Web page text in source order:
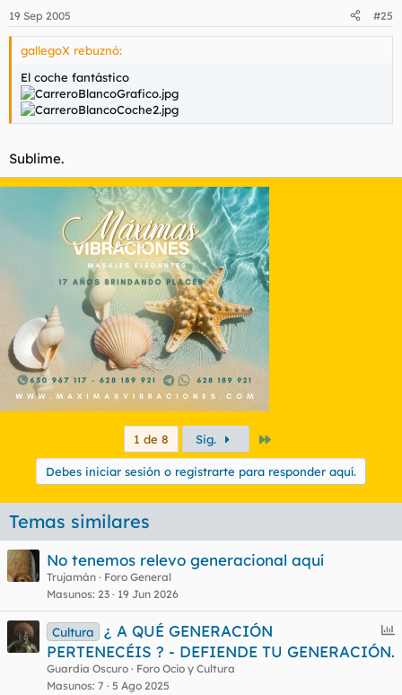
19 Sep 2005 #25
gallegoX rebuznó:
El coche fantástico
Sublime.
1 de 8 Sig.
Debes iniciar sesión o registrarte para responder aquí.
Temas similares
No tenemos relevo generacional aquí
Trujamán
Foro General
Masunos 23 19 Jun 2026
E
Cultura
¿ A QUÉ GENERACIÓN
PERTENECÉIS ? - DEFIENDE TU GENERACIÓN.
Guardia Oscuro
Foro Ocio y Cultura
Masunos 7 5 Ago 2025